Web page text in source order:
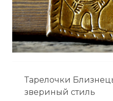
Тарелочки
звериный стиль